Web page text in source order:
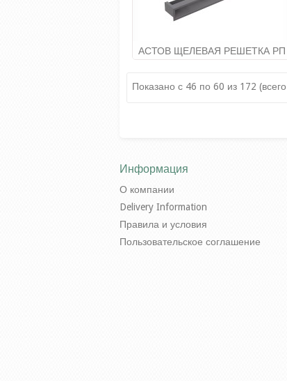
АСТОВ ЩЕЛЕВАЯ РЕШЕТКА РП
73Х6
8 280.00руб
Показано с 46 по 60 из 172
Информация
О компании
Delivery Information
Правила и условия
Пользовательское соглашение